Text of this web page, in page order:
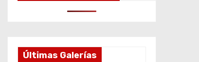
Últimas Galerías